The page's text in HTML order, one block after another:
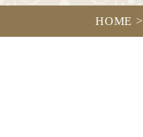
HOME >